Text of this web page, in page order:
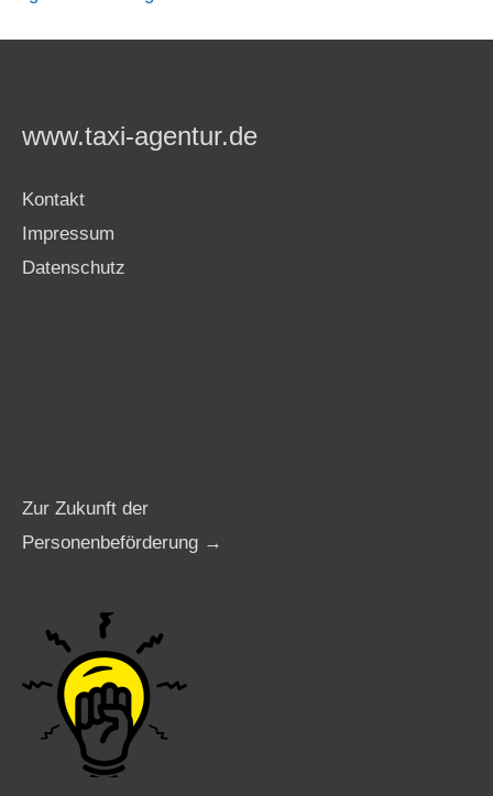
www.taxi-agentur.de
Kontakt
Impressum
Datenschutz
Zur Zukunft der
Personenbeförderung →